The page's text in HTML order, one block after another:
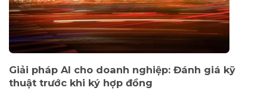
Giải pháp AI cho doanh nghiệp: Đánh giá kỹ
thuật trước khi ký hợp đồng